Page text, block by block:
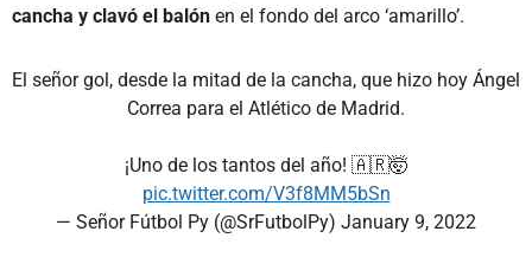
cancha y clavó el balón en el fondo del arco ‘amarillo’.
El señor gol, desde la mitad de la cancha, que hizo hoy Ángel
Correa para el Atlético de Madrid.
¡Uno de los tantos del año! 🇦🇷🤯
pic.twitter.com/V3f8MM5bSn
— Señor Fútbol Py (@SrFutbolPy) January 9, 2022